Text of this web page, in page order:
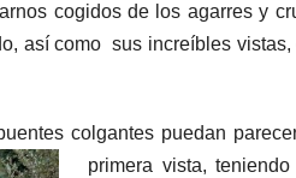
cogidos de los agarres y
así como sus increíbles
colgantes puedan
primera vista,